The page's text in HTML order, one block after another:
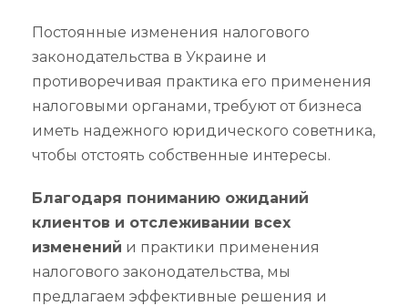
Постоянные изменения налогового
законодательства в Украине и
противоречивая практика его применения
налоговыми органами, требуют от бизнеса
иметь надежного юридического советника,
чтобы отстоять собственные интересы.
Благодаря пониманию ожиданий
клиентов и отслеживании всех
изменений и практики применения
налогового законодательства, мы
предлагаем эффективные решения и